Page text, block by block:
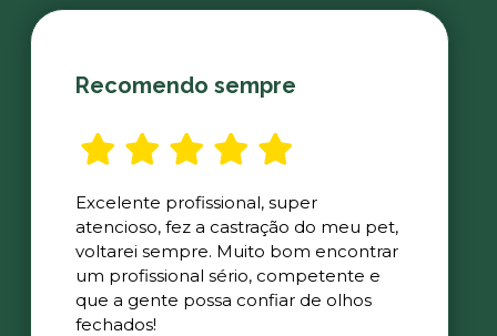
Recomendo sempre
Excelente profissional, super
atencioso, fez a castração do meu pet,
voltarei sempre. Muito bom encontrar
um profissional sério, competente e
que a gente possa confiar de olhos
fechados!